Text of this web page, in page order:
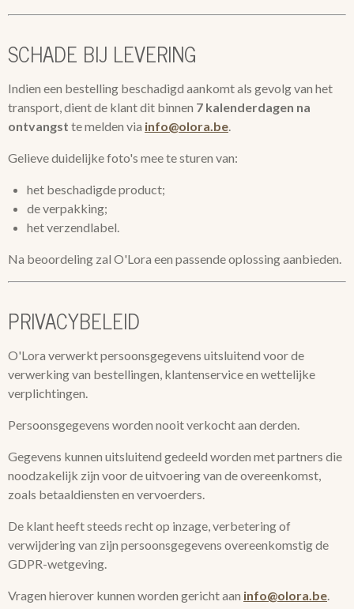
SCHADE BIJ LEVERING
Indien een bestelling beschadigd aankomt als gevolg van het
transport, dient de klant dit binnen 7 kalenderdagen na
ontvangst te melden via info@olora.be.
Gelieve duidelijke foto's mee te sturen van:
het beschadigde product;
de verpakking;
het verzendlabel.
Na beoordeling zal O'Lora een passende oplossing aanbieden.
PRIVACYBELEID
O'Lora verwerkt persoonsgegevens uitsluitend voor de
verwerking van bestellingen, klantenservice en wettelijke
verplichtingen.
Persoonsgegevens worden nooit verkocht aan derden.
Gegevens kunnen uitsluitend gedeeld worden met partners die
noodzakelijk zijn voor de uitvoering van de overeenkomst,
zoals betaaldiensten en vervoerders.
De klant heeft steeds recht op inzage, verbetering of
verwijdering van zijn persoonsgegevens overeenkomstig de
GDPR-wetgeving.
Vragen hierover kunnen worden gericht aan info@olora.be.